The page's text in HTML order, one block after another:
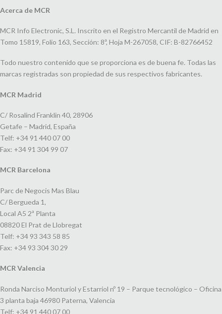
Acerca de MCR
MCR Info Electronic, S.L. Inscrito en el Registro Mercantil de Madrid en
Tomo 15819, Folio 163, Sección: 8ª, Hoja M-267058, CIF: B-82766452
Todo nuestro contenido que se proporciona es de buena fe. Todas las
marcas registradas son propiedad de sus respectivos fabricantes.
MCR Madrid
C/ Rosalind Franklin 40, 28906
Getafe – Madrid, España
Telf: +34 91 440 07 00
Fax: +34 91 304 99 07
MCR Barcelona
Parc de Negocis Mas Blau
C/ Bergueda 1,
Local A5 2ª Planta
08820 El Prat de Llobregat
Telf: +34 93 343 58 85
Fax: +34 93 304 30 29
MCR Valencia
Ronda Narciso Monturiol y Estarriol nº 19 – Parque tecnológico – Oficina
3 planta baja 46980 Paterna, Valencia
Telf: +34 91 440 07 00